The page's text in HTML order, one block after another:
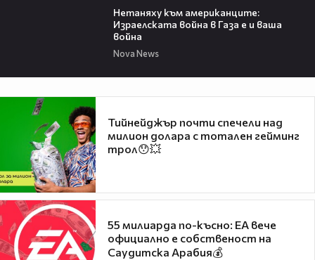
Нетаняху към американците:
Израелската война в Газа е и ваша
война
Nova News
Тийнейджър почти спечели над
милион долара с тотален гейминг
трол😯💥
55 милиарда по-късно: EA вече
официално е собственост на
Саудитска Арабия💰